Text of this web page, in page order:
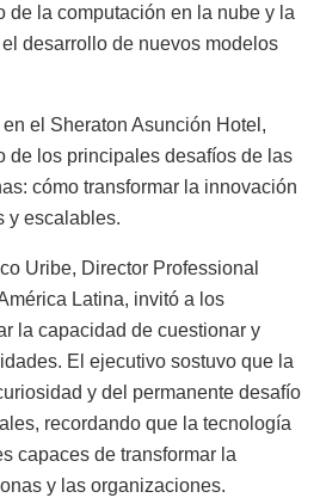
de la computación en la nube y la
desarrollo de nuevos modelos
el Sheraton Asunción Hotel,
de los principales desafíos de las
cómo transformar la innovación
y escalables.
Uribe, Director Professional
Latina, invitó a los
la capacidad de cuestionar y
El ejecutivo sostuvo que la
y del permanente desafío
recordando que la tecnología
capaces de transformar la
y las organizaciones.